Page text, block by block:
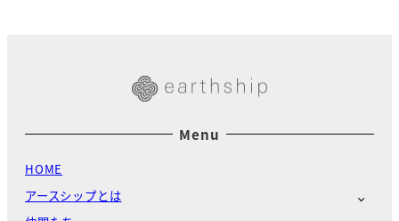
Menu
HOME
アースシップとは